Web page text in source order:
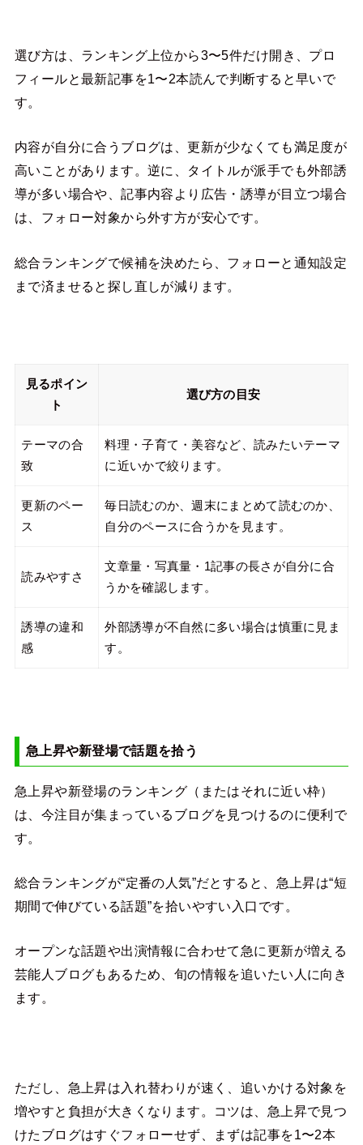
選び方は、ランキング上位から3〜5件だけ開き、プロ
フィールと最新記事を1〜2本読んで判断すると早いで
す。
内容が自分に合うブログは、更新が少なくても満足度が
高いことがあります。逆に、タイトルが派手でも外部誘
導が多い場合や、記事内容より広告・誘導が目立つ場合
は、フォロー対象から外す方が安心です。
総合ランキングで候補を決めたら、フォローと通知設定
まで済ませると探し直しが減ります。
見るポイン
ト
選び方の目安
テーマの合
致
料理・子育て・美容など、読みたいテーマ
に近いかで絞ります。
更新のペー
ス
毎日読むのか、週末にまとめて読むのか、
自分のペースに合うかを見ます。
読みやすさ
文章量・写真量・1記事の長さが自分に合
うかを確認します。
誘導の違和
感
外部誘導が不自然に多い場合は慎重に見ま
す。
急上昇や新登場で話題を拾う
急上昇や新登場のランキング（またはそれに近い枠）
は、今注目が集まっているブログを見つけるのに便利で
す。
総合ランキングが“定番の人気”だとすると、急上昇は“短
期間で伸びている話題”を拾いやすい入口です。
オープンな話題や出演情報に合わせて急に更新が増える
芸能人ブログもあるため、旬の情報を追いたい人に向き
ます。
ただし、急上昇は入れ替わりが速く、追いかける対象を
増やすと負担が大きくなります。コツは、急上昇で見つ
けたブログはすぐフォローせず、まずは記事を1〜2本